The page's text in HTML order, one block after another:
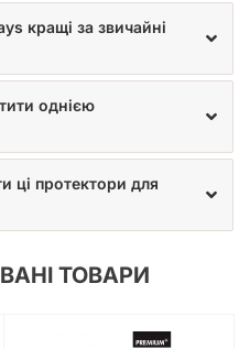
кращі за звичайні
однією
ці протектори для
ТОВАРИ